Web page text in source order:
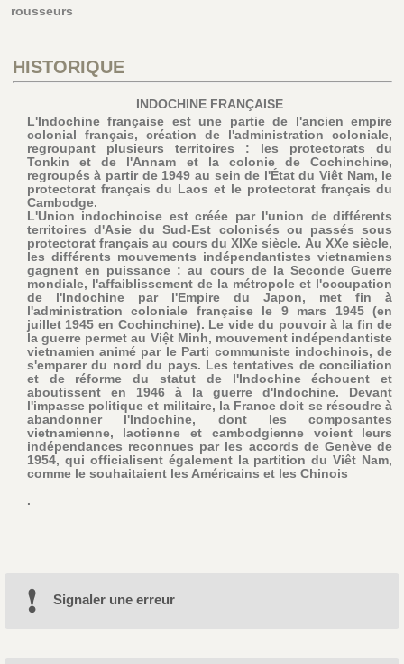
rousseurs
HISTORIQUE
INDOCHINE FRANÇAISE
L'Indochine française est une partie de l'ancien empire
colonial français, création de l'administration coloniale,
regroupant plusieurs territoires : les protectorats du
Tonkin et de l'Annam et la colonie de Cochinchine,
regroupés à partir de 1949 au sein de l'État du Viêt Nam, le
protectorat français du Laos et le protectorat français du
Cambodge.
L'Union indochinoise est créée par l'union de différents
territoires d'Asie du Sud-Est colonisés ou passés sous
protectorat français au cours du XIXe siècle. Au XXe siècle,
les différents mouvements indépendantistes vietnamiens
gagnent en puissance : au cours de la Seconde Guerre
mondiale, l'affaiblissement de la métropole et l'occupation
de l'Indochine par l'Empire du Japon, met fin à
l'administration coloniale française le 9 mars 1945 (en
juillet 1945 en Cochinchine). Le vide du pouvoir à la fin de
la guerre permet au Việt Minh, mouvement indépendantiste
vietnamien animé par le Parti communiste indochinois, de
s'emparer du nord du pays. Les tentatives de conciliation
et de réforme du statut de l'Indochine échouent et
aboutissent en 1946 à la guerre d'Indochine. Devant
l'impasse politique et militaire, la France doit se résoudre à
abandonner l'Indochine, dont les composantes
vietnamienne, laotienne et cambodgienne voient leurs
indépendances reconnues par les accords de Genève de
1954, qui officialisent également la partition du Viêt Nam,
comme le souhaitaient les Américains et les Chinois
.
Signaler une erreur